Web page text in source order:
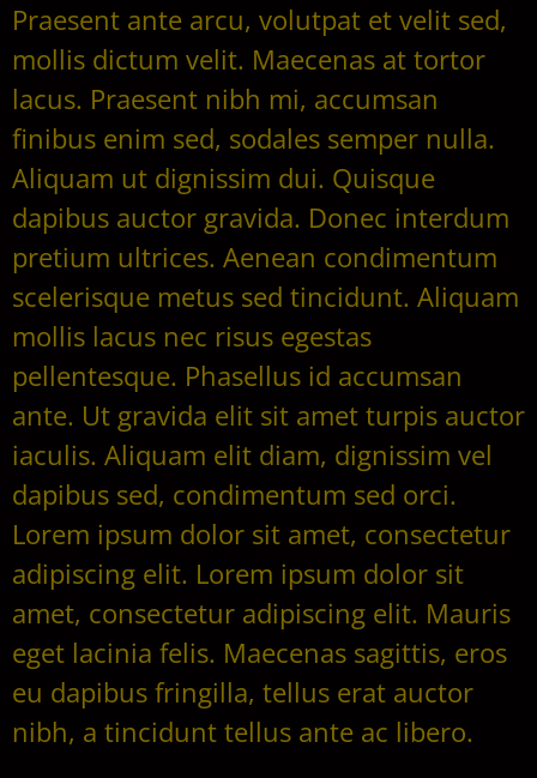
Praesent ante arcu, volutpat et velit sed,
mollis dictum velit. Maecenas at tortor
lacus. Praesent nibh mi, accumsan
finibus enim sed, sodales semper nulla.
Aliquam ut dignissim dui. Quisque
dapibus auctor gravida. Donec interdum
pretium ultrices. Aenean condimentum
scelerisque metus sed tincidunt. Aliquam
mollis lacus nec risus egestas
pellentesque. Phasellus id accumsan
ante. Ut gravida elit sit amet turpis auctor
iaculis. Aliquam elit diam, dignissim vel
dapibus sed, condimentum sed orci.
Lorem ipsum dolor sit amet, consectetur
adipiscing elit. Lorem ipsum dolor sit
amet, consectetur adipiscing elit. Mauris
eget lacinia felis. Maecenas sagittis, eros
eu dapibus fringilla, tellus erat auctor
nibh, a tincidunt tellus ante ac libero.